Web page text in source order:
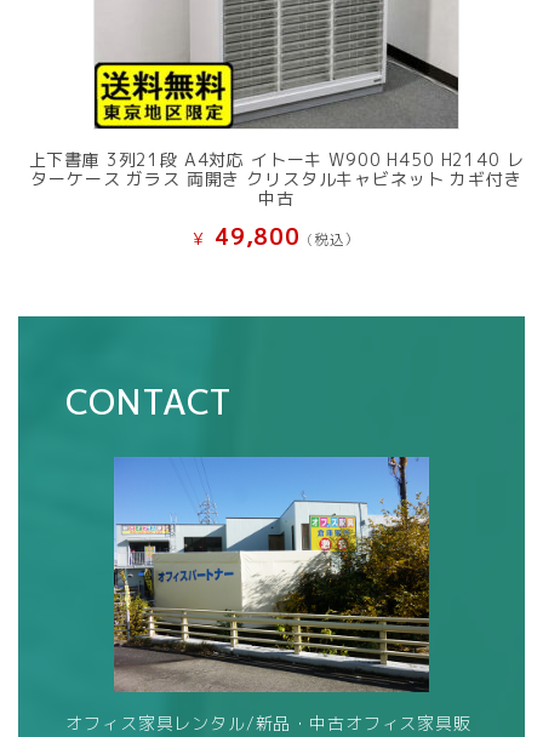
上下書庫 3列21段 A4対応 イトーキ W900 H450 H2140 レ
ターケース ガラス 両開き クリスタルキャビネット カギ付き
中古
¥ 49,800 (税込）
CONTACT
オフィス家具レンタル/新品・中古オフィス家具販